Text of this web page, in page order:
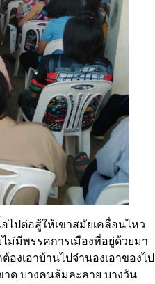
ไปต่อสู้ให้เขาสมัยเคลื่อนไหว
ม่มีพรรคการเมืองที่อยู่ด้วยมา
องเอาบ้านไปจำนองเอาของไป
ด บางคนล้มละลาย บางวัน